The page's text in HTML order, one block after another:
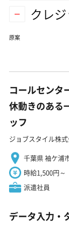
クレ
原案
コールセンタ
休動きのある
ッフ
ジョブスタイル株
千葉県 袖ケ浦
時給1,500円～
派遣社員
データ入力・